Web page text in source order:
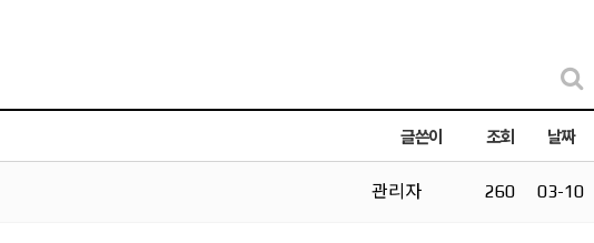
글쓴이 조회 날짜
관리자 260 03-10